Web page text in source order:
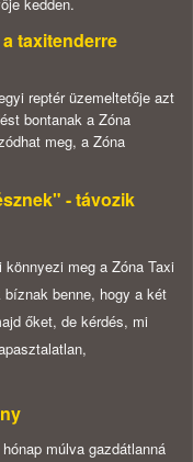
taxitenderre
reptér üzemeltetője azt
bontanak a Zóna
meg, a Zóna
- távozik
meg a Zóna Taxi
benne, hogy a két
őket, de kérdés, mi
múlva gazdátlanná